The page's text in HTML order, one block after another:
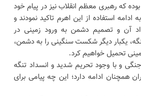
که رهبری معظم انقلاب نیز در پیام خود
ادامه استفاده از این اهرم تاکید نمودند و
آن و تصمیم دشمن به ورود زمینی در
یکبار دیگر شکست سنگینی را به دشمن،
تحمیل خواهیم کرد.
و با وجود تحریم شدید و انسداد تنگه
همچنان ادامه دارد؛ این چه پیامی برای